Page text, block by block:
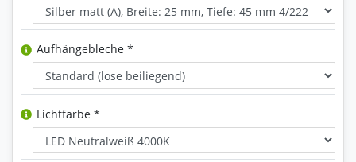
Aufhängebleche *
Lichtfarbe *